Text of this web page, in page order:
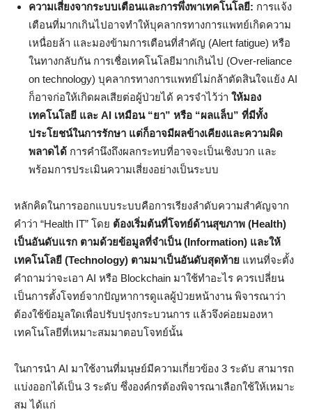
ความเสี่ยงจากระบบเตือนและการพึ่งพาเทคโนโลยี: การแจ้ง
เตือนที่มากเกินไปอาจทำให้บุคลากรทางการแพทย์เกิดความ
เหนื่อยล้า และมองข้ามการเตือนที่สำคัญ (Alert fatigue) หรือ
ในทางกลับกัน การเชื่อเทคโนโลยีมากเกินไป (Over-reliance
on technology) บุคลากรทางการแพทย์ไม่กล้าตัดสินใจแย้ง AI
ก็อาจก่อให้เกิดผลเสียต่อผู้ป่วยได้ ควรจำไว้ว่า ให้มอง
เทคโนโลยี และ AI เหมือน “ยา” หรือ “ผลแล็บ” ที่มีทั้ง
ประโยชน์ในการรักษา แต่ก็อาจมีผลข้างเคียงและความผิด
พลาดได้ การคำนึงถึงผลกระทบที่อาจจะเป็นเชิงบวก และ
พร้อมการประเมินความเสี่ยงอย่างเป็นระบบ
หลักคิดในการออกแบบระบบคือการเรียงลำดับความสำคัญจาก
คำว่า “Health IT” โดย ต้องเริ่มต้นที่โจทย์ด้านสุขภาพ (Health)
เป็นอันดับแรก ตามด้วยข้อมูลที่จำเป็น (Information) และให้
เทคโนโลยี (Technology) ตามมาเป็นอันดับสุดท้าย แทนที่จะตั้ง
คำถามว่าจะเอา AI หรือ Blockchain มาใช้ทำอะไร ควรเปลี่ยน
เป็นการตั้งโจทย์จากปัญหาการดูแลผู้ป่วยหน้างาน พิจารณาว่า
ต้องใช้ข้อมูลใดเพื่อปรับปรุงกระบวนการ แล้วจึงค่อยมองหา
เทคโนโลยีที่เหมาะสมมาตอบโจทย์นั้น
ในการนำ AI มาใช้งานที่มนุษย์มีความเกี่ยวข้อง 3 ระดับ สามารถ
แบ่งออกได้เป็น 3 ระดับ ซึ่งองค์กรต้องพิจารณาเลือกใช้ให้เหมาะ
สม ได้แก่